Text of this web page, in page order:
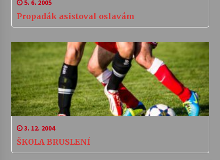
5. 6. 2005
Propadák asistoval oslavám
3. 12. 2004
ŠKOLA BRUSLENÍ